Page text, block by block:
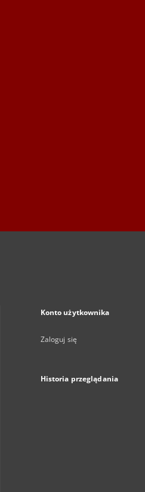
Konto użytkownika
Zaloguj się
Historia przeglądania